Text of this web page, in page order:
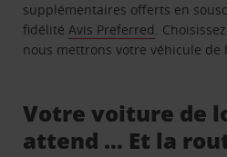
supplémentaires offerts en
fidélitéAvis Preferred.
nous mettrons votre véhicule de
Votre voiture de
attend … Et la